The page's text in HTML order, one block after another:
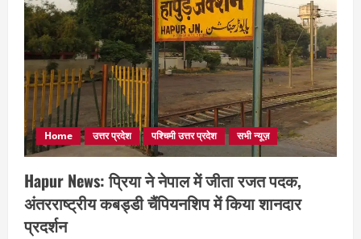
Home उत्तर प्रदेश पश्चिमी उत्तर प्रदेश सभी न्यूज़
Hapur News: प्रिया ने नेपाल में जीता रजत पदक,
अंतरराष्ट्रीय कबड्डी चैंपियनशिप में किया शानदार
प्रदर्शन